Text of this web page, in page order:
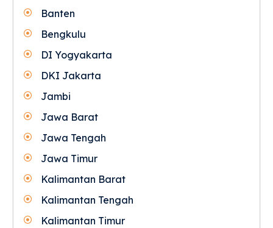
Banten
Bengkulu
DI Yogyakarta
DKI Jakarta
Jambi
Jawa Barat
Jawa Tengah
Jawa Timur
Kalimantan Barat
Kalimantan Tengah
Kalimantan Timur